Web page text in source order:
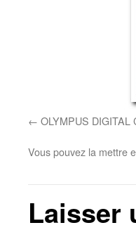
OLYMPUS DIGITAL
Vous pouvez la mettre
Laisser